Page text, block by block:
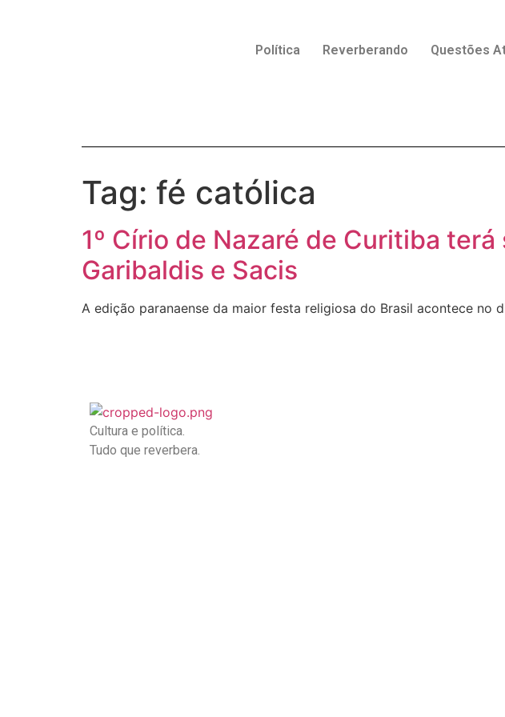
Política Reverberando Questões
Tag: fé católica
1º Círio de Nazaré de Curitiba
Garibaldis e Sacis
A edição paranaense da maior festa religiosa do Brasil acontece no
Cultura e política.
Tudo que reverbera.